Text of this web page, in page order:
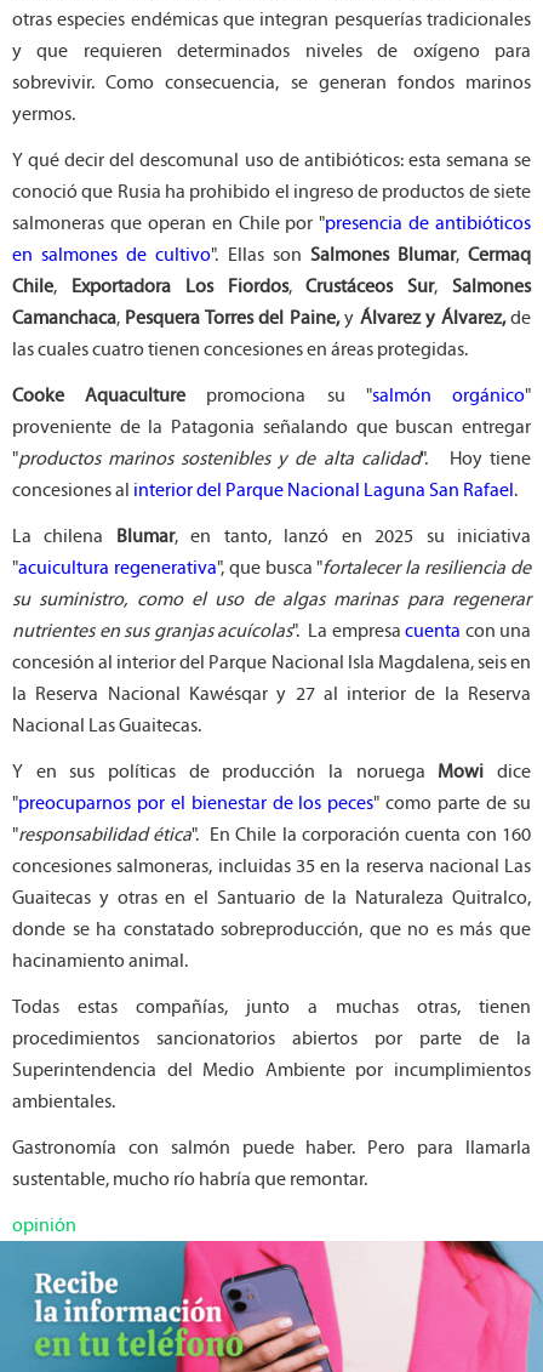
otras especies endémicas que integran pesquerías tradicionales
y que requieren determinados niveles de oxígeno para
sobrevivir. Como consecuencia, se generan fondos marinos
yermos.
Y qué decir del descomunal uso de antibióticos: esta semana se
conoció que Rusia ha prohibido el ingreso de productos de siete
salmoneras que operan en Chile por "presencia de antibióticos
en salmones de cultivo". Ellas son Salmones Blumar, Cermaq
Chile, Exportadora Los Fiordos,Crustáceos Sur,Salmones
Camanchaca, Pesquera Torres del Paine,y Álvarez y Álvarez,de
las cuales cuatro tienen concesiones en áreas protegidas.
Cooke Aquaculture promociona su "salmón orgánico"
proveniente de la Patagonia señalando que buscan entregar
"productos marinos sostenibles y de alta calidad". Hoy tiene
concesiones al interior del Parque Nacional Laguna San Rafael.
La chilena Blumar, en tanto, lanzó en 2025 su iniciativa
"acuicultura regenerativa", que busca "fortalecer la resiliencia de
su suministro, como el uso de algas marinas para regenerar
nutrientes en sus granjas acuícolas". La empresa cuenta con una
concesión al interior del Parque Nacional Isla Magdalena, seis en
la Reserva Nacional Kawésqar y 27 al interior de la Reserva
Nacional Las Guaitecas.
Y en sus políticas de producción la noruega Mowi dice
"preocuparnos por el bienestar de los peces" como parte de su
"responsabilidad ética". En Chile la corporación cuenta con 160
concesiones salmoneras, incluidas 35 en la reserva nacional Las
Guaitecas y otras en el Santuario de la Naturaleza Quitralco,
donde se ha constatado sobreproducción, que no es más que
hacinamiento animal.
Todas estas compañías, junto a muchas otras, tienen
procedimientos sancionatorios abiertos por parte de la
Superintendencia del Medio Ambiente por incumplimientos
ambientales.
Gastronomía con salmón puede haber. Pero para llamarla
sustentable, mucho río habría que remontar.
opinión